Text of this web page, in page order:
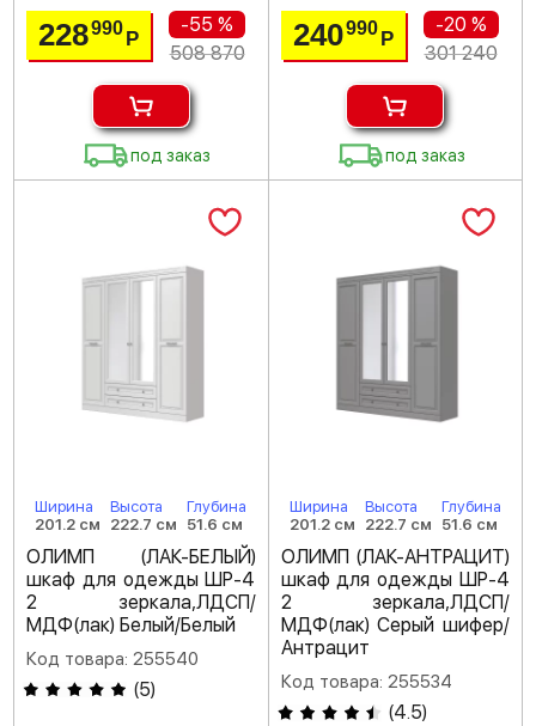
228990Р
-55 %
508 870
под заказ
240990 Р
-20 %
301 240
под заказ
Ширина
201.2 см
Высота
222.7 см
Глубина
51.6 см
ОЛИМП (ЛАК-БЕЛЫЙ)
шкаф для одежды ШР-4
2 зеркала,ЛДСП/
МДФ(лак) Белый/Белый
Код товара: 255540
(5)
Ширина
201.2 см
Высота
222.7 см
Глубина
51.6 см
ОЛИМП (ЛАК-АНТРАЦИТ)
шкаф для одежды ШР-4
2 зеркала,ЛДСП/
МДФ(лак) Серый шифер/
Антрацит
Код товара: 255534
(4.5)